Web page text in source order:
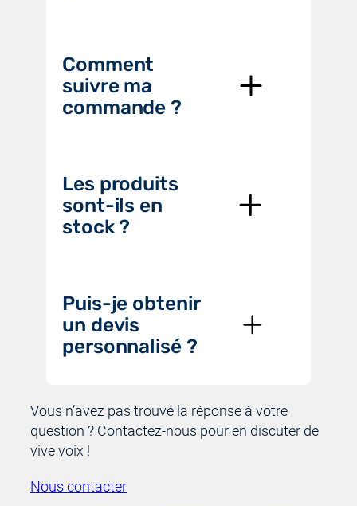
Comment
suivre ma
commande ?
Les produits
sont-ils en
stock ?
Puis-je obtenir
un devis
personnalisé ?
Vous n’avez pas trouvé la réponse à votre
question ? Contactez-nous pour en discuter de
vive voix !
Nous contacter